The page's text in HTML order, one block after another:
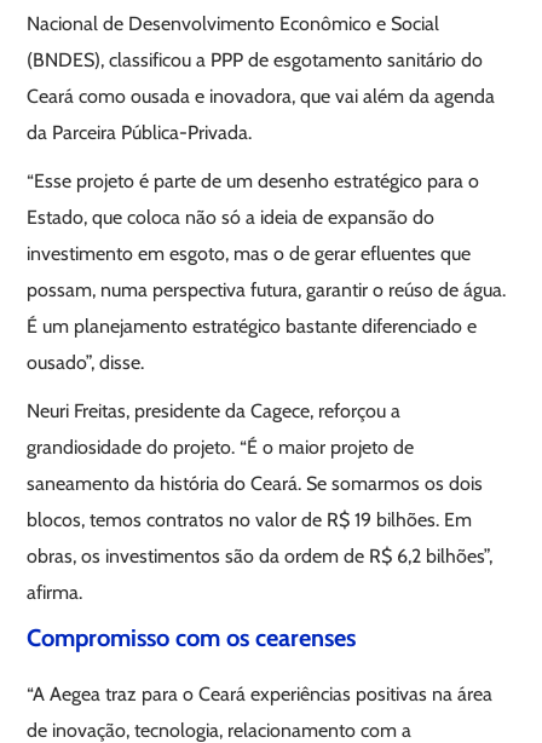
Nacional de Desenvolvimento Econômico e Social
(BNDES), classificou a PPP de esgotamento sanitário do
Ceará como ousada e inovadora, que vai além da agenda
da Parceira Pública-Privada.
“Esse projeto é parte de um desenho estratégico para o
Estado, que coloca não só a ideia de expansão do
investimento em esgoto, mas o de gerar efluentes que
possam, numa perspectiva futura, garantir o reúso de água.
É um planejamento estratégico bastante diferenciado e
ousado”, disse.
Neuri Freitas, presidente da Cagece, reforçou a
grandiosidade do projeto. “É o maior projeto de
saneamento da história do Ceará. Se somarmos os dois
blocos, temos contratos no valor de R$ 19 bilhões. Em
obras, os investimentos são da ordem de R$ 6,2 bilhões”,
afirma.
Compromisso com os cearenses
“A Aegea traz para o Ceará experiências positivas na área
de inovação, tecnologia, relacionamento com a